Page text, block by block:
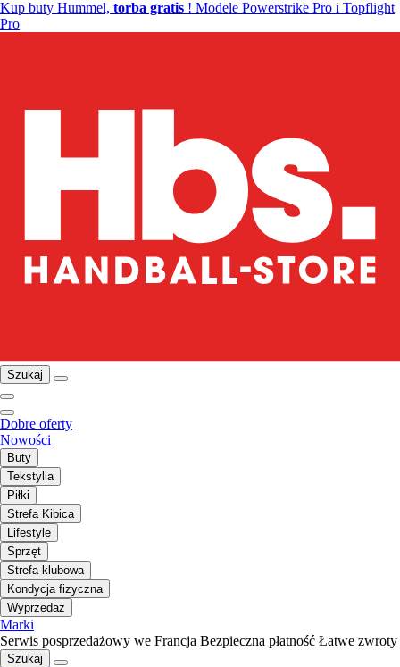
Kup buty Hummel, torba gratis ! Modele Powerstrike Pro i Topflight
Pro
Szukaj
Dobre oferty
Nowości
Buty
Tekstylia
Piłki
Strefa Kibica
Lifestyle
Sprzęt
Strefa klubowa
Kondycja fizyczna
Wyprzedaż
Marki
Serwis posprzedażowy we Francja Bezpieczna płatność Łatwe zwroty
Szukaj